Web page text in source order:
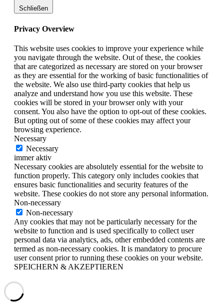
Schließen
Privacy Overview
This website uses cookies to improve your experience while
you navigate through the website. Out of these, the cookies
that are categorized as necessary are stored on your browser
as they are essential for the working of basic functionalities of
the website. We also use third-party cookies that help us
analyze and understand how you use this website. These
cookies will be stored in your browser only with your
consent. You also have the option to opt-out of these cookies.
But opting out of some of these cookies may affect your
browsing experience.
Necessary
Necessary
immer aktiv
Necessary cookies are absolutely essential for the website to
function properly. This category only includes cookies that
ensures basic functionalities and security features of the
website. These cookies do not store any personal information.
Non-necessary
Non-necessary
Any cookies that may not be particularly necessary for the
website to function and is used specifically to collect user
personal data via analytics, ads, other embedded contents are
termed as non-necessary cookies. It is mandatory to procure
user consent prior to running these cookies on your website.
SPEICHERN & AKZEPTIEREN